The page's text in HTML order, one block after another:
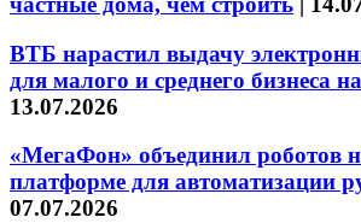
ВТБ нарастил выдачу
для малого и среднего бизнеса
13.07.2026
«МегаФон» объединил роботов
платформе для автоматизации
07.07.2026